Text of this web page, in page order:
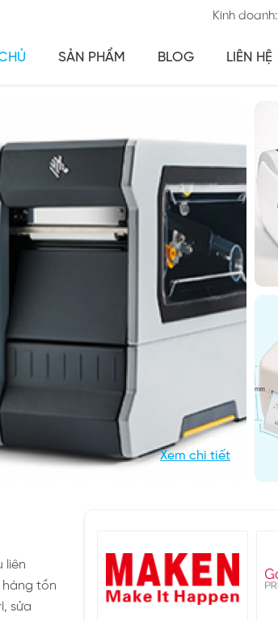
Kinh doanh:
SẢN PHẨM BLOG LIÊN HỆ
Xem chi tiết
liên
tồn
sửa